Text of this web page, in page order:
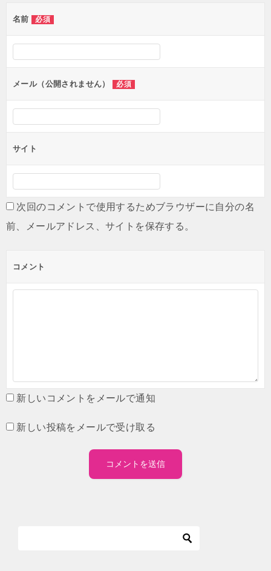
ー
シ
ョ
ン
名前 必須
メール（公開されません） 必須
サイト
次回のコメントで使用するためブラウザーに自分の名
前、メールアドレス、サイトを保存する。
コメント
新しいコメントをメールで通知
新しい投稿をメールで受け取る